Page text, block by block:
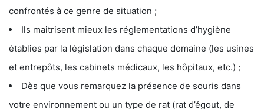
confrontés à ce genre de situation ;
Ils maitrisent mieux les réglementations d’hygiène
établies par la législation dans chaque domaine (les usines
et entrepôts, les cabinets médicaux, les hôpitaux, etc.) ;
Dès que vous remarquez la présence de souris dans
votre environnement ou un type de rat (rat d’égout, de